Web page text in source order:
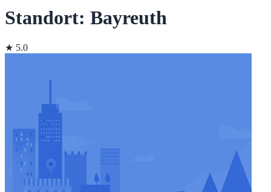
Standort: Bayreuth
★ 5.0